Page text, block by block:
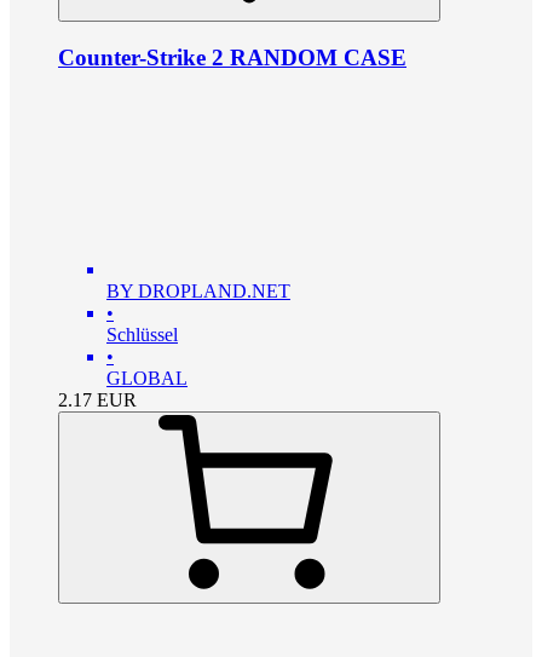
Counter-Strike 2 RANDOM CASE
BY DROPLAND.NET
•
Schlüssel
•
GLOBAL
2.17 EUR